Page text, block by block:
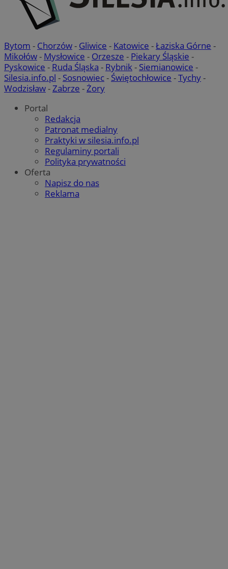
Bytom - Chorzów- Gliwice - Katowice -Łaziska Górne -
Mikołów- Mysłowice - Orzesze - Piekary Śląskie -
Pyskowice - Ruda Śląska - Rybnik- Siemianowice -
Silesia.info.pl - Sosnowiec- Świętochłowice -Tychy-
Wodzisław-Zabrze -Żory
Portal
Redakcja
Patronat medialny
Praktyki w silesia.info.pl
Regulaminy portali
Polityka prywatności
Oferta
Napisz do nas
Reklama